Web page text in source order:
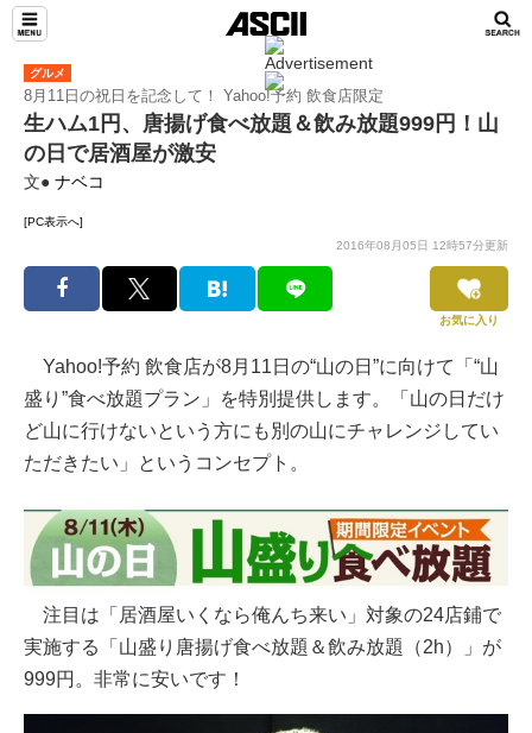
グルメ
8月11日の祝日を記念して！ Yahoo!予約 飲食店限定
生ハム1円、唐揚げ食べ放題＆飲み放題999円！山
の日で居酒屋が激安
文● ナベコ
[PC表示へ]
2016年08月05日 12時57分更新
お気に入り
Yahoo!予約 飲食店が8月11日の“山の日”に向けて「“山
盛り”食べ放題プラン」を特別提供します。「山の日だけ
ど山に行けないという方にも別の山にチャレンジしてい
ただきたい」というコンセプト。
注目は「居酒屋いくなら俺んち来い」対象の24店鋪で
実施する「山盛り唐揚げ食べ放題＆飲み放題（2h）」が
999円。非常に安いです！